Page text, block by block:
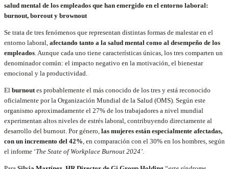
salud mental de los empleados que han emergido en el entorno laboral:
burnout, boreout y brownout
Se trata de tres fenómenos que representan distintas formas de malestar en el
entorno laboral, afectando tanto a la salud mental como al desempeño de los
empleados. Aunque cada uno tiene características únicas, los tres comparten un
denominador común: el impacto negativo en la motivación, el bienestar
emocional y la productividad.
El burnoutes probablemente el más conocido de los tres y está reconocido
oficialmente por la Organización Mundial de la Salud (OMS). Según este
organismo aproximadamente el 27% de los trabajadores a nivel mundial
experimentan altos niveles de estrés laboral, contribuyendo directamente al
desarrollo del burnout. Por género, las mujeres están especialmente afectadas,
con un incremento del 42%, en comparación con el 30% en los hombres, según
el informe ‘The State of Workplace Burnout 2024’.